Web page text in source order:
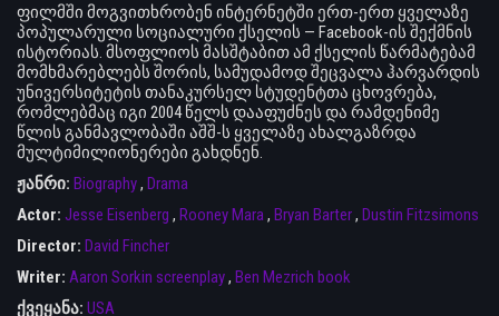
ფილმში მოგვითხრობენ ინტერნეტში ერთ-ერთ ყველაზე
პოპულარული სოციალური ქსელის — Facebook-ის შექმნის
ისტორიას. მსოფლიოს მასშტაბით ამ ქსელის წარმატებამ
მომხმარებლებს შორის, სამუდამოდ შეცვალა ჰარვარდის
უნივერსიტეტის თანაკურსელ სტუდენტთა ცხოვრება,
რომლებმაც იგი 2004 წელს დააფუძნეს და რამდენიმე
წლის განმავლობაში აშშ-ს ყველაზე ახალგაზრდა
მულტიმილიონერები გახდნენ.
ჟანრი: Biography, Drama
Actor: Jesse Eisenberg , Rooney Mara , Bryan Barter, Dustin Fitzsimons
Director: David Fincher
Writer: Aaron Sorkin screenplay, Ben Mezrich book
ქვეყანა: USA